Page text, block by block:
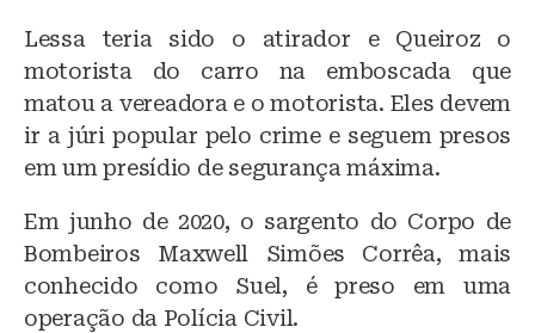
Lessa teria sido o atirador e Queiroz o
motorista do carro na emboscada que
matou a vereadora e o motorista. Eles devem
ir a júri popular pelo crime e seguem presos
em um presídio de segurança máxima.
Em junho de 2020, o sargento do Corpo de
Bombeiros Maxwell Simões Corrêa, mais
conhecido como Suel, é preso em uma
operação da Polícia Civil.